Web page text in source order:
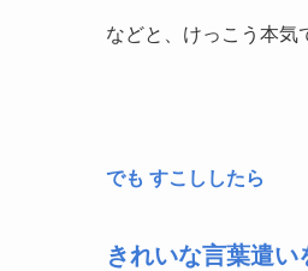
などと、けっこう本気
でも すこししたら
きれいな言葉遣い